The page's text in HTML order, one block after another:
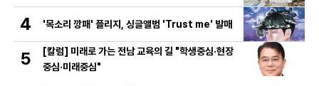
4 '목소리 깡패' 플리지, 싱글앨범 'Trust me' 발매
5
[칼럼] 미래로 가는 전남 교육의 길 "학생중심·현장
중심·미래중심"